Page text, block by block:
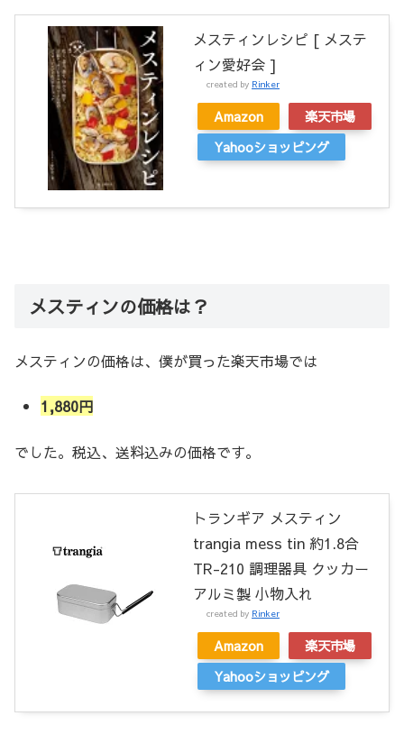
メスティンレシピ [ メステ
ィン愛好会 ]
created by Rinker
Amazon
楽天市場
Yahooショッピング
メスティンの価格は？
メスティンの価格は、僕が買った楽天市場では
1,880円
でした。税込、送料込みの価格です。
トランギア メスティン
trangia mess tin 約1.8合
TR-210 調理器具 クッカー
アルミ製 小物入れ
created by Rinker
Amazon
楽天市場
Yahooショッピング